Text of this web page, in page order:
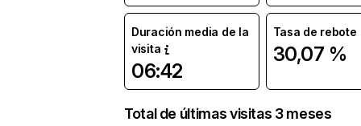
Duración media de la
visita
06:42
Tasa de rebote
30,07 %
Total de últimas visitas 3 meses